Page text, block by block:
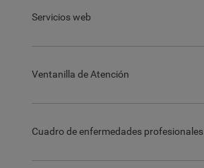
Servicios web
Ventanilla de Atención
Cuadro de enfermedades profesionales